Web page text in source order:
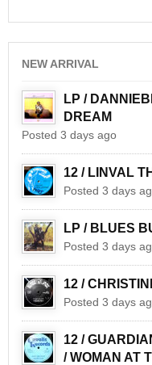
NEW ARRIVAL
LP /
DREAM
Posted 3 days ago
12 / LINVAL
Posted 3 days
LP / BLUES
Posted 3 days
12 /
Posted 3 days
12 /
/ WOMAN AT